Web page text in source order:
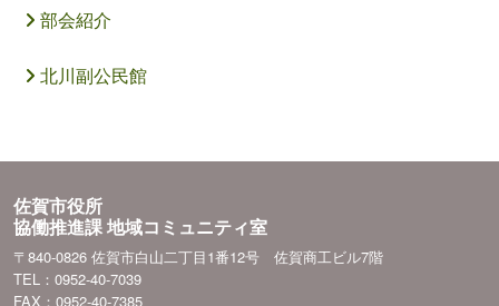
部会紹介
北川副公民館
佐賀市役所
協働推進課 地域コミュニティ室
〒840-0826 佐賀市白山二丁目1番12号 佐賀商工ビル7階
TEL：0952-40-7039
FAX：0952-40-7385